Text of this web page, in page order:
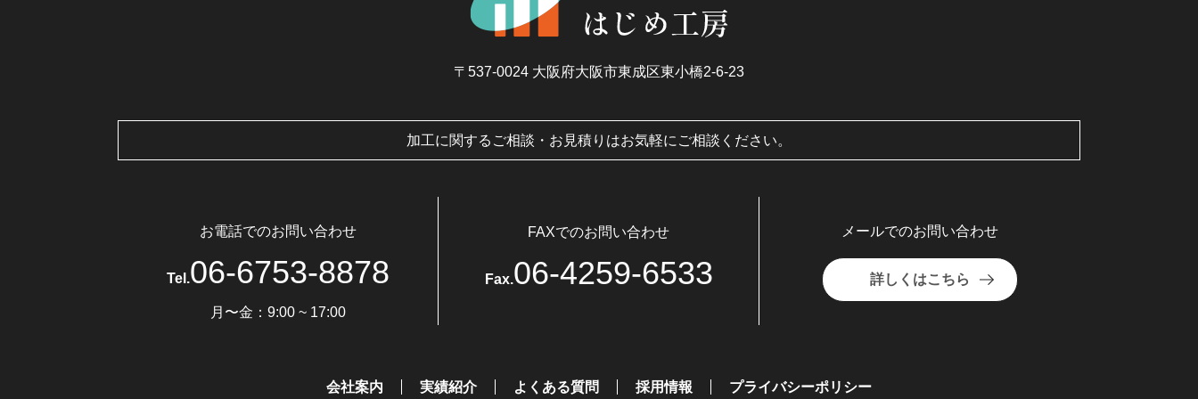
〒537-0024 大阪府大阪市東成区東小橋2-6-23
加工に関するご相談・お見積りはお気軽にご相談ください。
お電話でのお問い合わせ
Tel.06-6753-8878
月〜金：9:00 ~ 17:00
FAXでのお問い合わせ
Fax.06-4259-6533
メールでのお問い合わせ
詳しくはこちら
会社案内 実績紹介 よくある質問 採用情報 プライバシーポリシー